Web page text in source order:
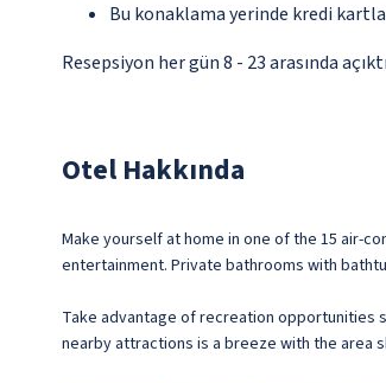
Bu konaklama yerinde kredi
Resepsiyon her gün 8 - 23 arasında
Otel Hakkında
Make yourself at home in one of the 15 air-
entertainment. Private bathrooms with
Take advantage of recreation opportunities
nearby attractions is a breeze with the area